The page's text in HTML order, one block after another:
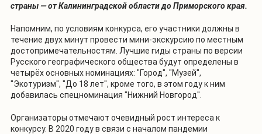
страны — от Калининградской области до Приморского края.
Напомним, по условиям конкурса, его участники должны в
течение двух минут провести мини-экскурсию по местным
достопримечательностям. Лучшие гиды страны по версии
Русского географического общества будут определены в
четырёх основных номинациях: "Город", "Музей",
"Экотуризм", "До 18 лет", кроме того, в этом году к ним
добавилась спецноминация "Нижний Новгород".
Организаторы отмечают очевидный рост интереса к
конкурсу. В 2020 году в связи с началом пандемии